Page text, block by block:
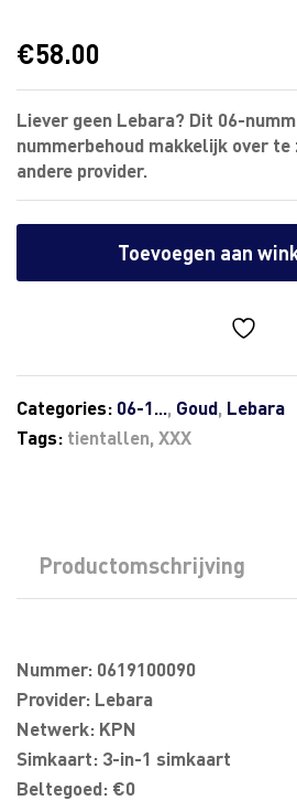
€58.00
Liever geen Lebara? Dit 06-
nummerbehoud makkelijk over
andere provider.
Toevoegen aan
Categories: 06-1..., Goud, Lebara
Tags: tientallen, XXX
Productomschrijving
Nummer: 0619100090
Provider: Lebara
Netwerk: KPN
Simkaart: 3-in-1 simkaart
Beltegoed: €0